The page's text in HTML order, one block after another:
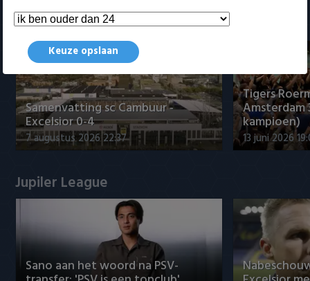
Samenvattingen Eredivisie
Samenvatting sc Cambuur -
Excelsior 0-4
7 augustus 2026 22:37
Tigers
Amsterdam
kampioen)
13 juni 2026
Jupiler League
Sano aan het woord na PSV-
Keuze opslaan